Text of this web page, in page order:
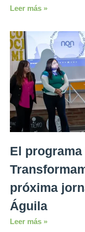
Leer más »
El
próxima
Águila
Leer más »